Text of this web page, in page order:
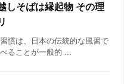
しそばは縁起物 その理
慣は、日本の伝統的な風習で
ることが一般的 ...